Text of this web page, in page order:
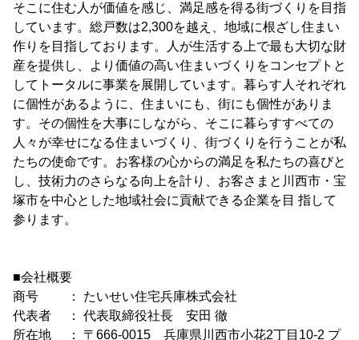
そこに住む人が価値を感じ、満足感を得る街づくりを目指
しています。総戸数は2,300を越え、地域に根ざし住まい
作りを目指しております。人が生活する上で最も大切な財
産を提供し、より価値の高い住まいづくりをコンセプトと
してトータルに事業を展開しています。暮らす人それぞれ
に個性があるように、住まいにも、街にも個性がありま
す。その個性を大事にしながら、そこに暮らすすべての
人々が幸せになる住まいづくり、街づくりを行うことが私
たちの使命です。お客様の心からの満足を私たちの喜びと
し、技術力のさらなる向上を計り、お客さまと川西市・宝
塚市を中心とした地域社会に貢献できる企業を目 指して
参ります。
■会社概要
商号 ： たいせい住宅兵庫株式会社
代表者 ： 代表取締役社長 安田 徹
所在地 ： 〒666-0015 兵庫県川西市小花2丁目10-2 プ